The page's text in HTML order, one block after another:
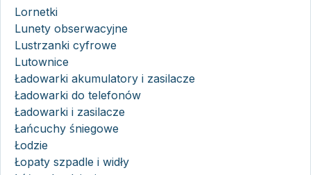
Lornetki
Lunety obserwacyjne
Lustrzanki cyfrowe
Lutownice
Ładowarki akumulatory i zasilacze
Ładowarki do telefonów
Ładowarki i zasilacze
Łańcuchy śniegowe
Łodzie
Łopaty szpadle i widły